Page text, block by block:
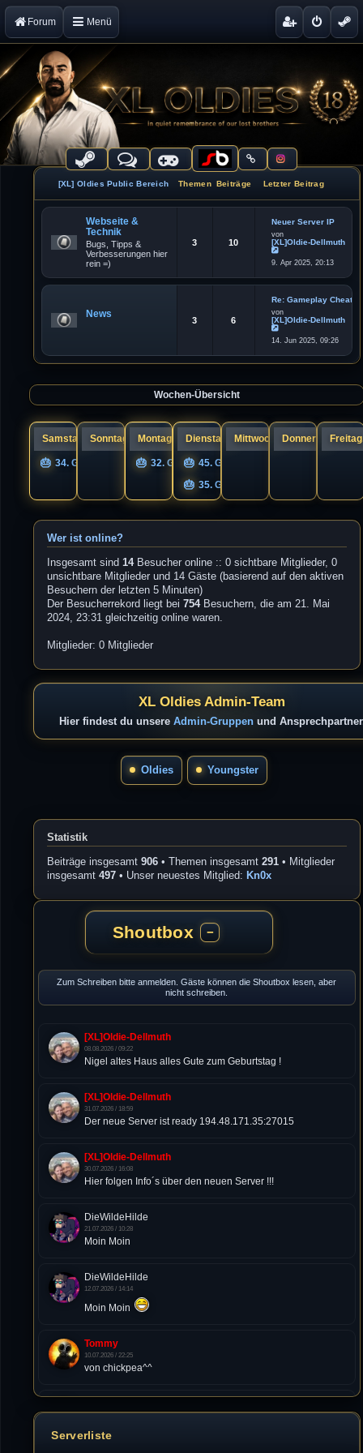
Forum Menü
[XL] Oldies Public Bereich Themen Beiträge Letzter Beitrag
Webseite &
Technik
Bugs, Tipps &
Verbesserungen hier
rein =)
3 10
Neuer Server IP
von
[XL]Oldie-Dellmuth
N
e
e
t
r
B
e
i
r
a
9. Apr 2025, 20:13
News
3 6
Re: Gameplay Cheater
von
[XL]Oldie-Dellmuth
N
e
e
t
g
14. Jun 2025, 09:26
Wochen-Übersicht
Samstag, 08.
34. Geburtstag nigel
Sonntag, 09.Montag, 10.
32. Geburtstag UNIQS
Dienstag, 11.
45. Geburtstag Guandi
35. Geburtstag s1cK.
Mittwoch, 12.Donnerstag, 13.
Wer ist online?
Insgesamt sind14Besucher online :: 0 sichtbare Mitglieder, 0
unsichtbare Mitglieder und 14 Gäste (basierend auf den aktiven
Besuchern der letzten 5 Minuten)
Der Besucherrekord liegt bei754Besuchern, die am 21. Mai
2024, 23:31 gleichzeitig online waren.
Mitglieder: 0 Mitglieder
XL Oldies Admin-Team
Hier findest du unsere Admin-Gruppenund
Oldies Youngster
Statistik
Beiträge insgesamt906 • Themen insgesamt291 • Mitglieder
insgesamt497 • Unser neuestes Mitglied: Kn0x
Shoutbox −
Zum Schreiben bitte anmelden. Gäste können die Shoutbox lesen, aber
nicht schreiben.
[XL]Oldie-Dellmuth
08.08.2026 / 09:22
Nigel altes Haus alles Gute zum Geburtstag !
[XL]Oldie-Dellmuth
31.07.2026 / 18:59
Der neue Server ist ready 194.48.171.35:27015
[XL]Oldie-Dellmuth
30.07.2026 / 16:08
Hier folgen Info´s über den neuen Server !!!
DieWildeHilde
21.07.2026 / 10:28
Moin Moin
DieWildeHilde
12.07.2026 / 14:14
Moin Moin
Tommy
10.07.2026 / 22:25
von chickpea^^
10.07.2026 / 22:25
27. Dez 2023, 22:48
Serverliste